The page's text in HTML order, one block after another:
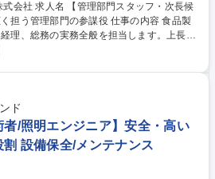
ッフ・次長候
門の参謀役 仕事の内容 食品製
理、総務の実務全般を担当します。上長と
るとともに、将来的には組織を牽引するリ
保険手続きや所得税・住民税等の各種納付
整等の採用実務全般 ■月次決算・年次決
務等 募集職種 【管理部門ス
・総務を幅広く担う管理部門の参謀役
ド
者/照明エンジニア】安全・高い
設備保全/メンテナンス